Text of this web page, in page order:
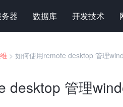
器 数据库 开发技术
> 如何使用remote desktop 管理
desktop 管理